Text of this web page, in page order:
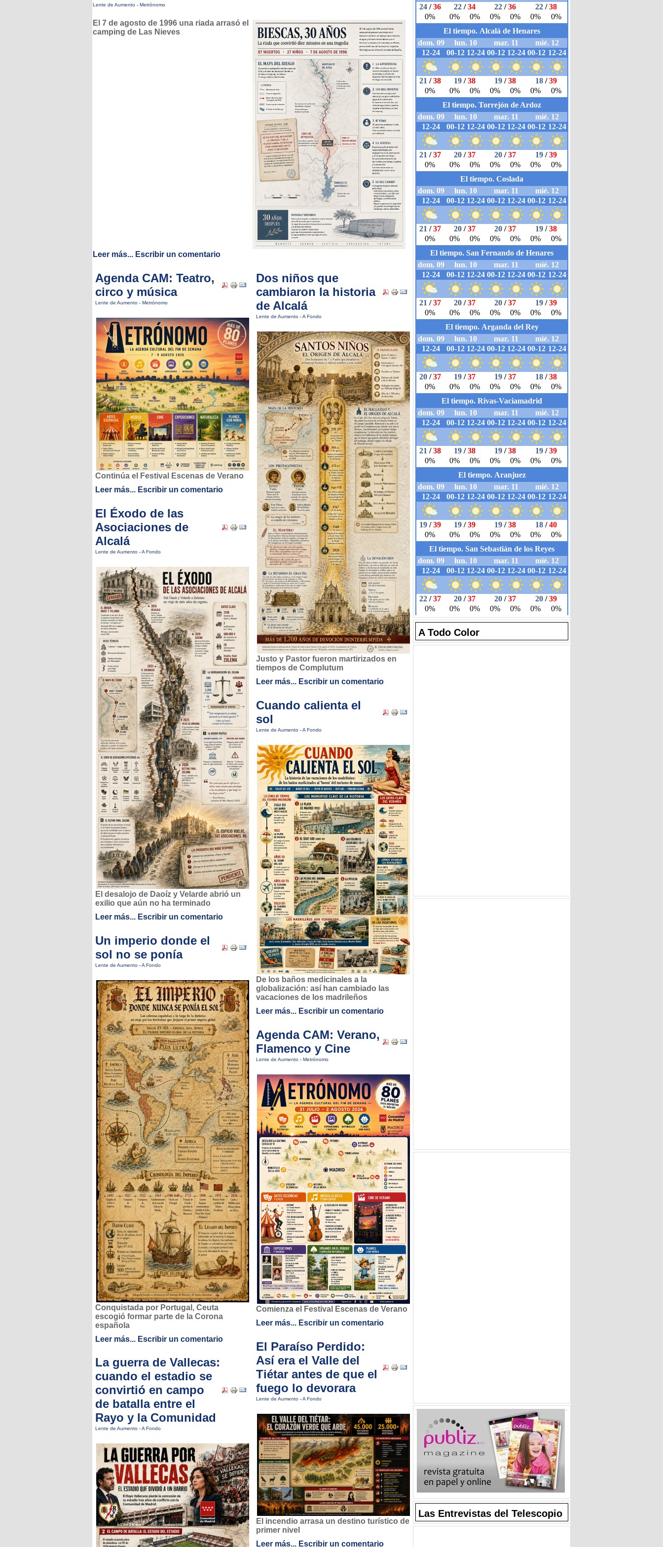
Lente de Aumento - Metrónomo
El 7 de agosto de 1996 una riada arrasó el
camping de Las Nieves
Leer más... Escribir un comentario
Agenda CAM: Teatro,
circo y música
Lente de Aumento - Metrónomo
Continúa el Festival Escenas de Verano
Leer más... Escribir un comentario
El Éxodo de las
Asociaciones de
Alcalá
Lente de Aumento -A Fondo
El desalojo de Daoíz y Velarde abrió un
exilio que aún no ha terminado
Leer más... Escribir un comentario
Un imperio donde el
sol no se ponía
Lente de Aumento -A Fondo
Conquistada por Portugal, Ceuta
escogió formar parte de la Corona
española
Leer más... Escribir un comentario
La guerra de Vallecas:
cuando el estadio se
convirtió en campo
de batalla entre el
Rayo y la Comunidad
Lente de Aumento -A Fondo
Dos niños que
cambiaron la historia
de Alcalá
Lente de Aumento -A Fondo
Justo y Pastor fueron martirizados en
tiempos de Complutum
Leer más... Escribir un comentario
Cuando calienta el
sol
Lente de Aumento -A Fondo
De los baños medicinales a la
globalización: así han cambiado las
vacaciones de los madrileños
Leer más... Escribir un comentario
Agenda CAM: Verano,
Flamenco y Cine
Lente de Aumento - Metrónomo
Comienza el Festival Escenas de Verano
Leer más... Escribir un comentario
El Paraíso Perdido:
Así era el Valle del
Tiétar antes de que el
fuego lo devorara
Lente de Aumento -A Fondo
El incendio arrasa un destino turístico de
primer nivel
Leer más... Escribir un comentario
A Todo Color
Las Entrevistas del Telescopio